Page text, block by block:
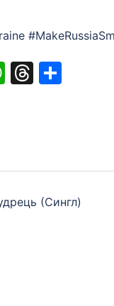
WhatsApp
Threads
(Сингл)